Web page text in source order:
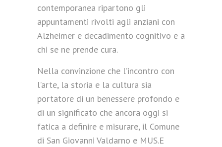
contemporanea ripartono gli
appuntamenti rivolti agli anziani con
Alzheimer e decadimento cognitivo e a
chi se ne prende cura.
Nella convinzione che l’incontro con
l’arte, la storia e la cultura sia
portatore di un benessere profondo e
di un significato che ancora oggi si
fatica a definire e misurare, il Comune
di San Giovanni Valdarno e MUS.E